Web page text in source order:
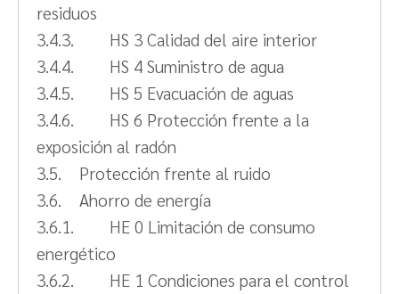
residuos
3.4.3. HS 3 Calidad del aire interior
3.4.4. HS 4 Suministro de agua
3.4.5. HS 5 Evacuación de aguas
3.4.6. HS 6 Protección frente a la
exposición al radón
3.5. Protección frente al ruido
3.6. Ahorro de energía
3.6.1. HE 0 Limitación de consumo
energético
3.6.2. HE 1 Condiciones para el control